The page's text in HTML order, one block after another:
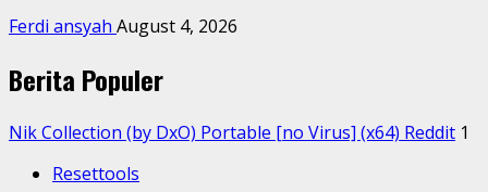
Ferdi ansyah August 4, 2026
Berita Populer
Nik Collection (by DxO) Portable [no Virus] (x64) Reddit 1
Resettools